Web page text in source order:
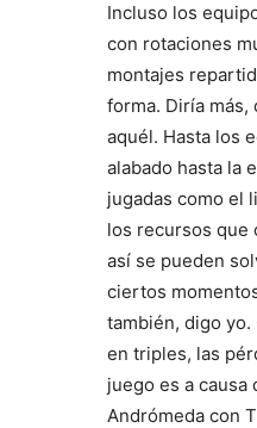
Incluso los
con rotaciones
montajes
forma. Diría más,
aquél. Hasta los
alabado hasta la
jugadas como el
los recursos que
así se pueden
ciertos
también, digo
en triples, las
juego es a causa
Andrómeda con